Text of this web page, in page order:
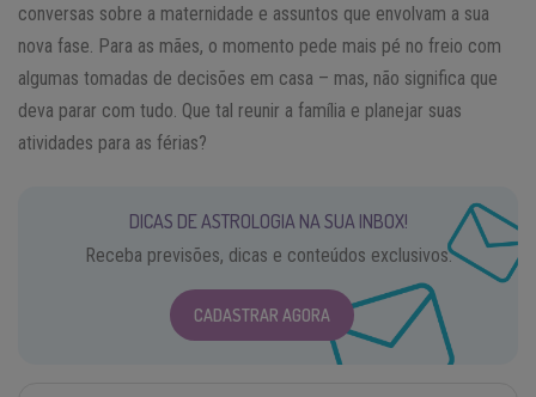
conversas sobre a maternidade e assuntos que envolvam a sua
nova fase. Para as mães, o momento pede mais pé no freio com
algumas tomadas de decisões em casa – mas, não significa que
deva parar com tudo. Que tal reunir a família e planejar suas
atividades para as férias?
DICAS DE ASTROLOGIA NA SUA INBOX!
Receba previsões, dicas e conteúdos exclusivos.
CADASTRAR AGORA